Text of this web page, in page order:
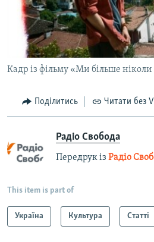
Кадр із фільму «Ми більше
Поділитись Читати без
Радіо Свобода
Передрук із Радіо
This item is part of
Україна Культура Статті